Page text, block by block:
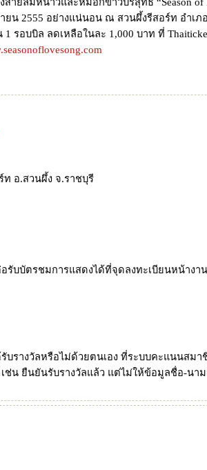
น 2555 อย่างแน่นอน ณ สวนผึ้งรีสอร์ท อำเ
รอบบิล ลดเหลือในละ 1,000 บาท ที่
ท อ.สวนผึ้ง จ.ราชบุรี
บบัตรชมการแสดงได้ที่จุดลงทะเบียนหน้างา
บรางวัลหรือไม่ด้วยตนเอง ที่ระบบคะแนนสม
น ยืนยันรับรางวัลแล้ว แต่ไม่ให้ข้อมูลชื่อ-นา